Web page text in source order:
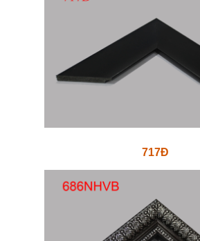
717Đ